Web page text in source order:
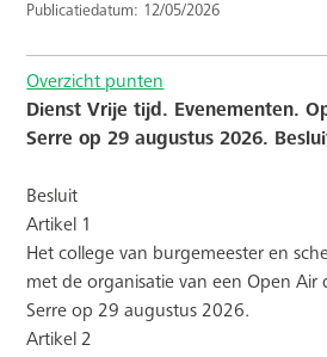
Publicatiedatum: 12/05/2026
Overzicht punten
Dienst Vrije tijd. Evenementen.
Serre op 29 augustus 2026.
Besluit
Artikel 1
Het college van burgemeester en
met de organisatie van een Open Air
Serre op 29 augustus 2026.
Artikel 2